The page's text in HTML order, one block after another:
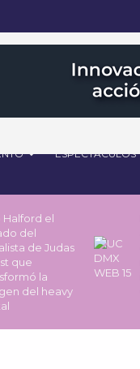
ESPECTÁCULOS
Halford el
del
de Judas
que
la
del heavy